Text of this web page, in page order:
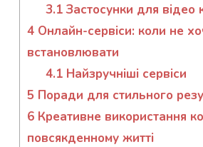
3.1Застосунки для відео
4 Онлайн-сервіси: коли не
встановлювати
4.1Найзручніші сервіси
5 Поради для стильного
6 Креативне використання
повсякденному житті